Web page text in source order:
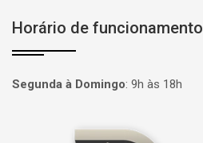
Horário de funcionamento
Segunda à Domingo: 9h às 18h
Página inicial